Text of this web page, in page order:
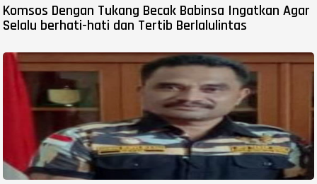
Komsos Dengan Tukang Becak Babinsa Ingatkan Agar
Selalu berhati-hati dan Tertib Berlalulintas